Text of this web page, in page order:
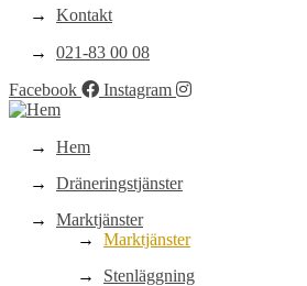
Kontakt
021-83 00 08
Facebook
Instagram
Hem
Dräneringstjänster
Marktjänster
Marktjänster
Stenläggning